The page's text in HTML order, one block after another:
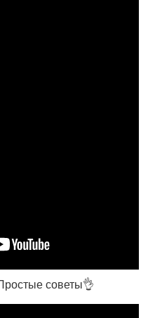
советы👌